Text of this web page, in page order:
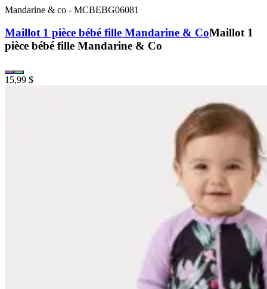
Mandarine & co - MCBEBG06081
Maillot 1 pièce bébé fille Mandarine & CoMaillot 1
pièce bébé fille Mandarine & Co
15,99 $